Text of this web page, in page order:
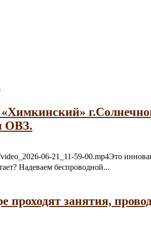
ОВЗ.
06-21_11-59-00.mp4Это
Надеваем беспроводной...
проходят занятия,